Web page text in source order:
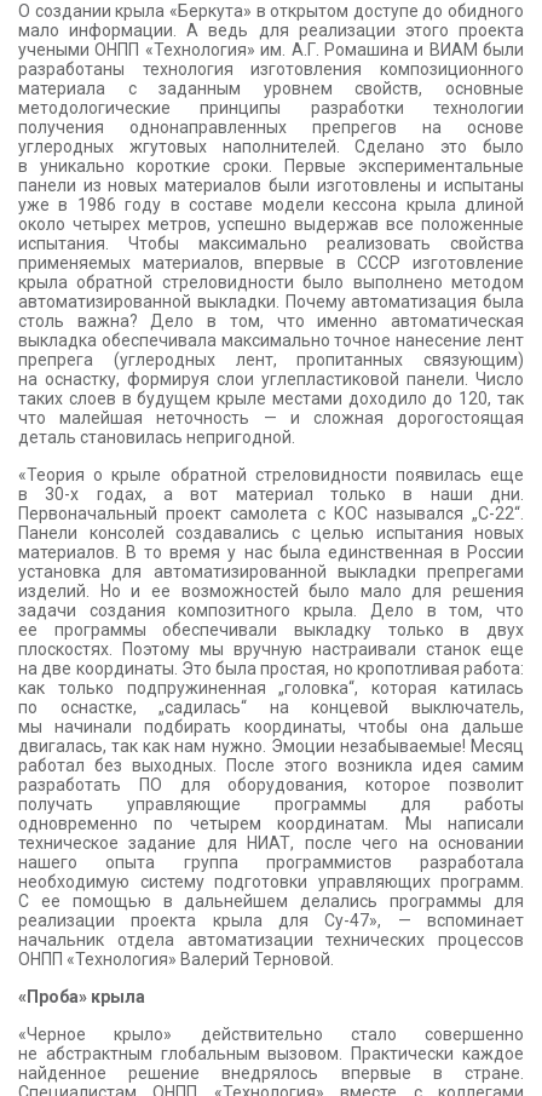
О создании крыла «Беркута» в открытом доступе до обидного
мало информации. А ведь для реализации этого проекта
учеными ОНПП «Технология» им. А.Г. Ромашина и ВИАМ были
разработаны технология изготовления композиционного
материала с заданным уровнем свойств, основные
методологические принципы разработки технологии
получения однонаправленных препрегов на основе
углеродных жгутовых наполнителей. Сделано это было
в уникально короткие сроки. Первые экспериментальные
панели из новых материалов были изготовлены и испытаны
уже в 1986 году в составе модели кессона крыла длиной
около четырех метров, успешно выдержав все положенные
испытания. Чтобы максимально реализовать свойства
применяемых материалов, впервые в СССР изготовление
крыла обратной стреловидности было выполнено методом
автоматизированной выкладки. Почему автоматизация была
столь важна? Дело в том, что именно автоматическая
выкладка обеспечивала максимально точное нанесение лент
препрега (углеродных лент, пропитанных связующим)
на оснастку, формируя слои углепластиковой панели. Число
таких слоев в будущем крыле местами доходило до 120, так
что малейшая неточность — и сложная дорогостоящая
деталь становилась непригодной.
«Теория о крыле обратной стреловидности появилась еще
в 30-х годах, а вот материал только в наши дни.
Первоначальный проект самолета с КОС назывался „С-22“.
Панели консолей создавались с целью испытания новых
материалов. В то время у нас была единственная в России
установка для автоматизированной выкладки препрегами
изделий. Но и ее возможностей было мало для решения
задачи создания композитного крыла. Дело в том, что
ее программы обеспечивали выкладку только в двух
плоскостях. Поэтому мы вручную настраивали станок еще
на две координаты. Это была простая, но кропотливая работа:
как только подпружиненная „головка“, которая катилась
по оснастке, „садилась“ на концевой выключатель,
мы начинали подбирать координаты, чтобы она дальше
двигалась, так как нам нужно. Эмоции незабываемые! Месяц
работал без выходных. После этого возникла идея самим
разработать ПО для оборудования, которое позволит
получать управляющие программы для работы
одновременно по четырем координатам. Мы написали
техническое задание для НИАТ, после чего на основании
нашего опыта группа программистов разработала
необходимую систему подготовки управляющих программ.
С ее помощью в дальнейшем делались программы для
реализации проекта крыла для Су-47», — вспоминает
начальник отдела автоматизации технических процессов
ОНПП «Технология» Валерий Терновой.
«Проба» крыла
«Черное крыло» действительно стало совершенно
не абстрактным глобальным вызовом. Практически каждое
найденное решение внедрялось впервые в стране.